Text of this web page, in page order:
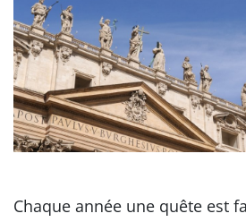
Chaque année une quête est